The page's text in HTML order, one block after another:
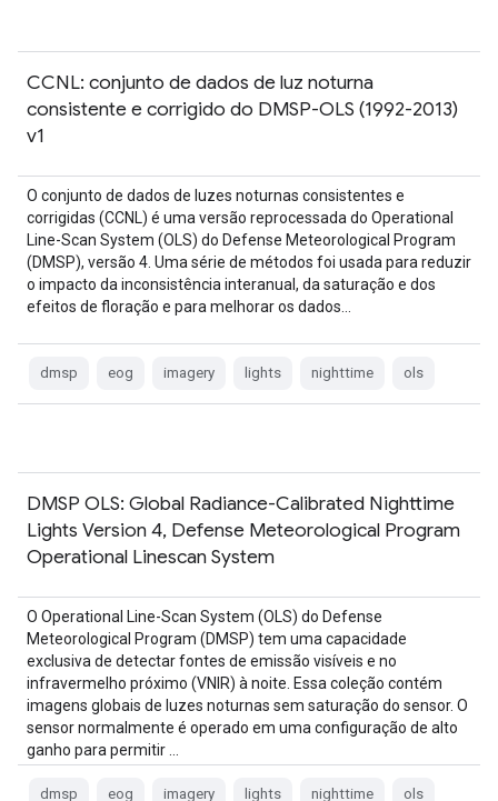
CCNL: conjunto de dados de luz noturna
consistente e corrigido do DMSP-OLS (1992-2013)
v1
O conjunto de dados de luzes noturnas consistentes e
corrigidas (CCNL) é uma versão reprocessada do Operational
Line-Scan System (OLS) do Defense Meteorological Program
(DMSP), versão 4. Uma série de métodos foi usada para reduzir
o impacto da inconsistência interanual, da saturação e dos
efeitos de floração e para melhorar os dados…
dmsp eog imagery lights nighttime ols
DMSP OLS: Global Radiance-Calibrated Nighttime
Lights Version 4, Defense Meteorological Program
Operational Linescan System
O Operational Line-Scan System (OLS) do Defense
Meteorological Program (DMSP) tem uma capacidade
exclusiva de detectar fontes de emissão visíveis e no
infravermelho próximo (VNIR) à noite. Essa coleção contém
imagens globais de luzes noturnas sem saturação do sensor. O
sensor normalmente é operado em uma configuração de alto
ganho para permitir …
dmsp eog imagery lights nighttime ols